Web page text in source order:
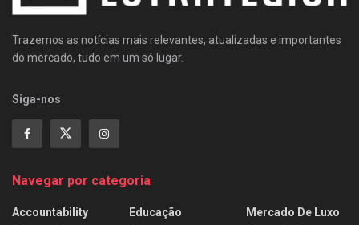
Trazemos as notícias mais relevantes, atualizadas e importantes
do mercado, tudo em um só lugar.
Siga-nos
Navegar por categoria
Accountability
Educação
Mercado De Luxo